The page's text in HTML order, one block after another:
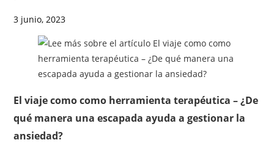
3 junio, 2023
El viaje como como herramienta terapéutica – ¿De
qué manera una escapada ayuda a gestionar la
ansiedad?